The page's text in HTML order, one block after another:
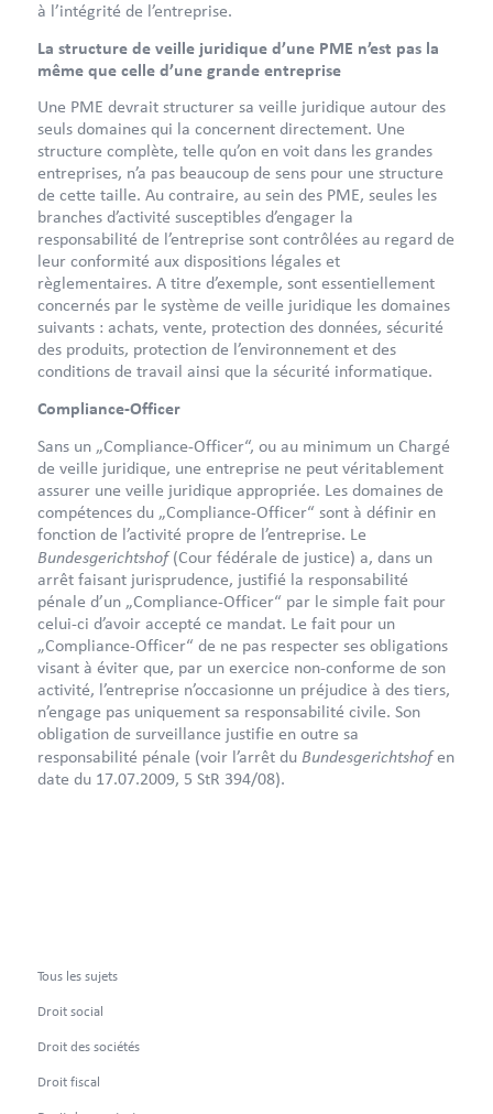
à l’intégrité de l’entreprise.
La structure de veille juridique d’une PME n’est pas la
même que celle d’une grande entreprise
Une PME devrait structurer sa veille juridique autour des
seuls domaines qui la concernent directement. Une
structure complète, telle qu’on en voit dans les grandes
entreprises, n’a pas beaucoup de sens pour une structure
de cette taille. Au contraire, au sein des PME, seules les
branches d’activité susceptibles d’engager la
responsabilité de l’entreprise sont contrôlées au regard de
leur conformité aux dispositions légales et
règlementaires. A titre d’exemple, sont essentiellement
concernés par le système de veille juridique les domaines
suivants : achats, vente, protection des données, sécurité
des produits, protection de l’environnement et des
conditions de travail ainsi que la sécurité informatique.
Compliance-Officer
Sans un „Compliance-Officer“, ou au minimum un Chargé
de veille juridique, une entreprise ne peut véritablement
assurer une veille juridique appropriée. Les domaines de
compétences du „Compliance-Officer“ sont à définir en
fonction de l’activité propre de l’entreprise. Le
Bundesgerichtshof(Cour fédérale de justice) a, dans un
arrêt faisant jurisprudence, justifié la responsabilité
pénale d’un „Compliance-Officer“ par le simple fait pour
celui-ci d’avoir accepté ce mandat. Le fait pour un
„Compliance-Officer“ de ne pas respecter ses obligations
visant à éviter que, par un exercice non-conforme de son
activité, l’entreprise n’occasionne un préjudice à des tiers,
n’engage pas uniquement sa responsabilité civile. Son
obligation de surveillance justifie en outre sa
responsabilité pénale (voir l’arrêt du Bundesgerichtshofen
date du 17.07.2009, 5 StR 394/08).
Tous les sujets
Droit social
Droit des sociétés
Droit fiscal